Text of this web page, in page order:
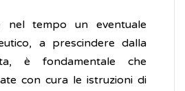
nel tempo un eventuale
a prescindere dalla
è fondamentale che
con cura le istruzioni di